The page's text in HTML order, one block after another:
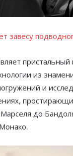
завесу
из
и
до